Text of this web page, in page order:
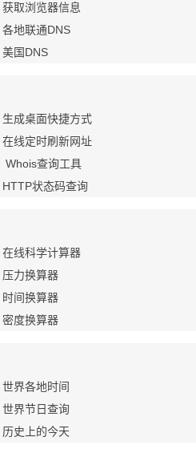
获取浏览器信息
各地联通DNS
美国DNS
生成桌面快捷方式
在线定时刷新网址
Whois查询工具
HTTP状态码查询
在线科学计算器
压力换算器
时间换算器
密度换算器
世界各地时间
世界节日查询
历史上的今天